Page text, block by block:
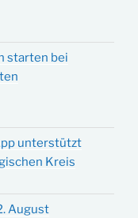
starten bei
unterstützt
Kreis
August